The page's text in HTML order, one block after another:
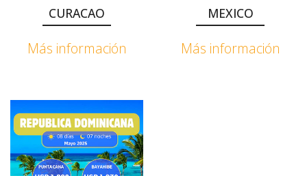
CURACAO
Más información
MEXICO
Más información